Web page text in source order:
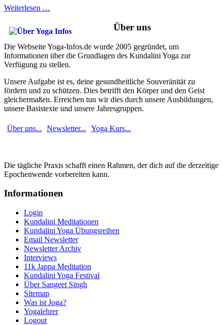
Weiterlesen …
Über uns
Die Webseite Yoga-Infos.de wurde 2005 gegründet, um
Informationen über die Grundlagen des Kundalini Yoga zur
Verfügung zu stellen.
Unsere Aufgabe ist es, deine gesundheitliche Souveränität zu
fördern und zu schützen. Dies betrifft den Körper und den Geist
gleichermaßen. Erreichen tun wir dies durch unsere Ausbildungen,
unsere Basistexte und unsere Jahresgruppen.
Über uns... Newsletter... Yoga Kurs...
Die tägliche Praxis schafft einen Rahmen, der dich auf die derzeitige
Epochenwende vorbereiten kann.
Informationen
Login
Kundalini Meditationen
Kundalini Yoga Übungsreihen
Email Newsletter
Newsletter Archiv
Interviews
11k Jappa Meditation
Kundalini Yoga Festival
Über Sangeet Singh
Sitemap
Was ist Joga?
Yogalehrer
Logout